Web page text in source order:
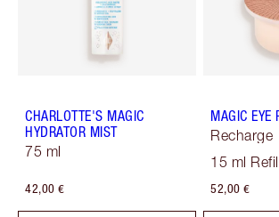
CHARLOTTE'S MAGIC
HYDRATOR MIST
75 ml
42,00 €
MAGIC EYE
Recharge
15 ml
52,00 €